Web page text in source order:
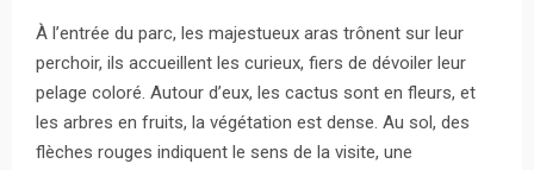
À l’entrée du parc, les majestueux aras trônent sur leur
perchoir, ils accueillent les curieux, fiers de dévoiler leur
pelage coloré. Autour d’eux, les cactus sont en fleurs, et
les arbres en fruits, la végétation est dense. Au sol, des
flèches rouges indiquent le sens de la visite, une